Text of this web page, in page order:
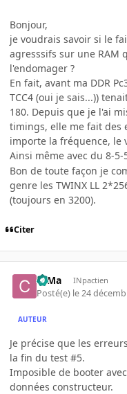
Bonjour,
je voudrais savoir si le
agresssifs sur une RAM
l'endomager ?
En fait, avant ma DDR
TCC4 (oui je sais...))
180. Depuis que je l'ai
timings, elle me fait des
importe la fréquence, le
Ainsi même avec du 8-5-
Bon de toute façon je
genre les TWINX LL
(toujours en 3200).
Citer
c0Ma INpactien
Posté(e) le 24
AUTEUR
Je précise que les
la fin du test #5.
Imposible de booter
données constructeur.